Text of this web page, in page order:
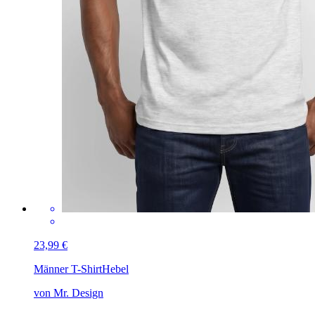
23,99 €
Männer T-ShirtHebel
von Mr. Design